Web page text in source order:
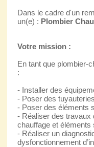
Dans le cadre d'un
un(e) : Plombier
Votre mission :
En tant que plombier-
:
- Installer des
- Poser des
- Poser des éléments
- Réaliser des travaux
chauffage et éléments
- Réaliser un
dysfonctionnement